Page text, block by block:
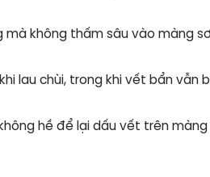
không thấm sâu vào màng
lau chùi, trong khi vết bẩn vẫn
hề để lại dấu vết trên màng